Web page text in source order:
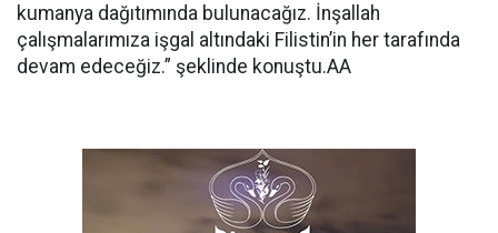
kumanya dağıtımında bulunacağız. İnşallah
çalışmalarımıza işgal altındaki Filistin’in her tarafında
devam edeceğiz.” şeklinde konuştu.AA